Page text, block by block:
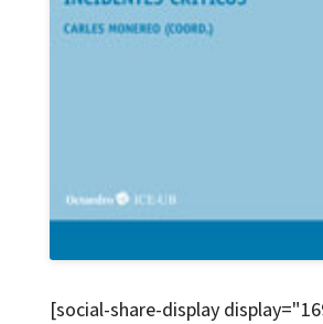
[social-share-display